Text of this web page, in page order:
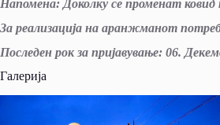
Напомена: Доколку се променат
За реализација на аранжманот
Последен рок за пријавување: 06.
Галерија